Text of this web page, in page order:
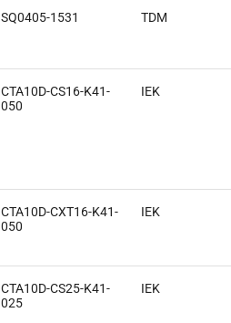
SQ0405-1531 TDM
CTA10D-CS16-K41-
050
IEK
CTA10D-CXT16-K41-
050
IEK
CTA10D-CS25-K41-
025
IEK